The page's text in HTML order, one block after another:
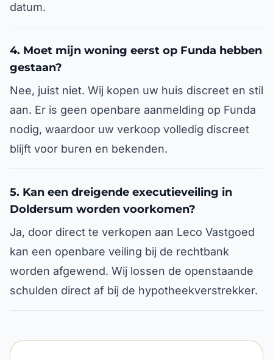
datum.
4. Moet mijn woning eerst op Funda hebben
gestaan?
Nee, juist niet. Wij kopen uw huis discreet en stil
aan. Er is geen openbare aanmelding op Funda
nodig, waardoor uw verkoop volledig discreet
blijft voor buren en bekenden.
5. Kan een dreigende executieveiling in
Doldersum worden voorkomen?
Ja, door direct te verkopen aan Leco Vastgoed
kan een openbare veiling bij de rechtbank
worden afgewend. Wij lossen de openstaande
schulden direct af bij de hypotheekverstrekker.